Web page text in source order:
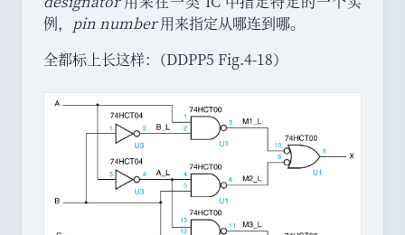
例， pin number用来指定从哪连到哪。
全都标上长这样： （DDPP5 Fig.4-18）